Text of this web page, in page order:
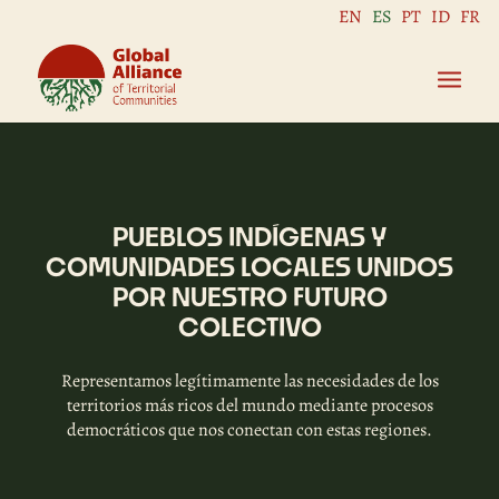
EN ES PT ID FR
PUEBLOS INDÍGENAS Y
COMUNIDADES LOCALES UNIDOS
POR NUESTRO FUTURO
COLECTIVO
Representamos legítimamente las necesidades de los
territorios más ricos del mundo mediante procesos
democráticos que nos conectan con estas regiones.